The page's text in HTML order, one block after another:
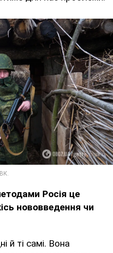
Росія це
нововведення чи
й ті самі. Вона